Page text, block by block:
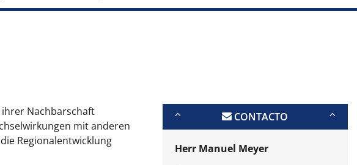
Nachbarschaft
mit anderen
die Regionalentwicklung
CONTACTO
Herr Manuel Meyer